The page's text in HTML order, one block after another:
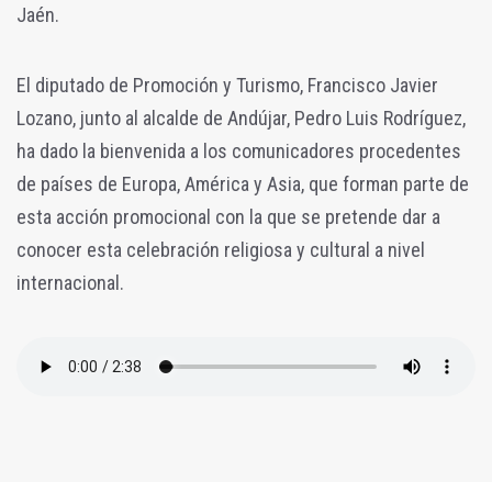
Jaén.
El diputado de Promoción y Turismo, Francisco Javier
Lozano, junto al alcalde de Andújar, Pedro Luis Rodríguez,
ha dado la bienvenida a los comunicadores procedentes
de países de Europa, América y Asia, que forman parte de
esta acción promocional con la que se pretende dar a
conocer esta celebración religiosa y cultural a nivel
internacional.